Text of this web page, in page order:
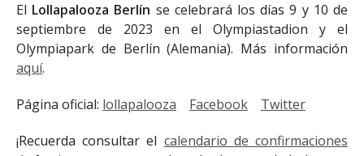
El Lollapalooza Berlín se celebrará los días 9 y 10 de
septiembre de 2023 en el Olympiastadion y el
Olympiapark de Berlín (Alemania). Más información
aquí.
Página oficial: lollapalooza Facebook Twitter
¡Recuerda consultar el calendario de confirmaciones